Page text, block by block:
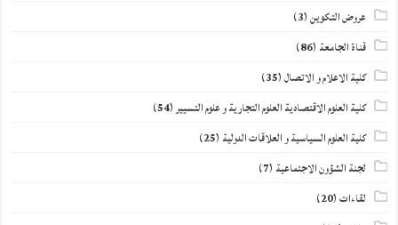
عروض التكوين(3)
قناة الجامعة (86)
كلية الاعلام و الاتصال(35)
كلية العلوم الاقتصادية العلوم التجارية و علوم التسيير(54)
كلية العلوم السياسية و العلاقات الدولية (25)
لجنة الشؤون الاجتماعية (7)
لقاءات(20)